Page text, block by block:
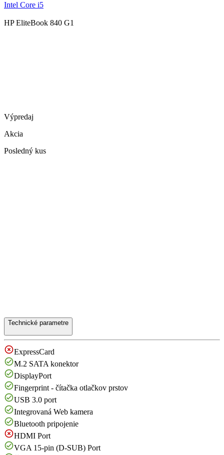
Intel Core i5
HP EliteBook 840 G1
Výpredaj
Akcia
Posledný kus
Technické parametre
ExpressCard
M.2 SATA konektor
DisplayPort
Fingerprint - čítačka otlačkov prstov
USB 3.0 port
Integrovaná Web kamera
Bluetooth pripojenie
HDMI Port
VGA 15-pin (D-SUB) Port